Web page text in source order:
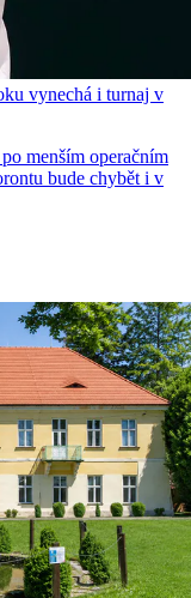
vynechá i turnaj v
menším operačním
bude chybět i v